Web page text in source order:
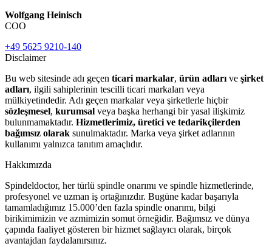
Wolfgang Heinisch
COO
+49 5625 9210-140
Disclaimer
Bu web sitesinde adı geçen ticari markalar, ürün adları ve şirket
adları, ilgili sahiplerinin tescilli ticari markaları veya
mülkiyetindedir. Adı geçen markalar veya şirketlerle hiçbir
sözleşmesel, kurumsal veya başka herhangi bir yasal ilişkimiz
bulunmamaktadır. Hizmetlerimiz, üretici ve tedarikçilerden
bağımsız olarak sunulmaktadır. Marka veya şirket adlarının
kullanımı yalnızca tanıtım amaçlıdır.
Hakkımızda
Spindeldoctor, her türlü spindle onarımı ve spindle hizmetlerinde,
profesyonel ve uzman iş ortağınızdır. Bugüne kadar başarıyla
tamamladığımız 15.000’den fazla spindle onarımı, bilgi
birikimimizin ve azmimizin somut örneğidir. Bağımsız ve dünya
çapında faaliyet gösteren bir hizmet sağlayıcı olarak, birçok
avantajdan faydalanırsınız.